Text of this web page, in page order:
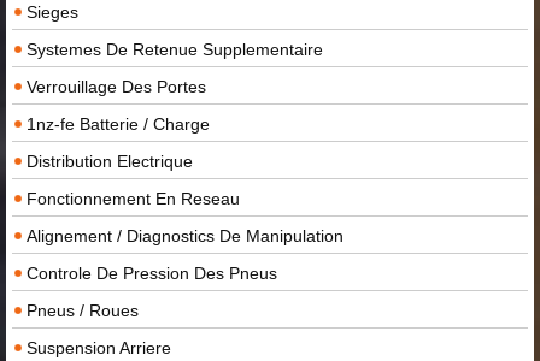
Sieges
Systemes De Retenue Supplementaire
Verrouillage Des Portes
1nz-fe Batterie / Charge
Distribution Electrique
Fonctionnement En Reseau
Alignement / Diagnostics De Manipulation
Controle De Pression Des Pneus
Pneus / Roues
Suspension Arriere